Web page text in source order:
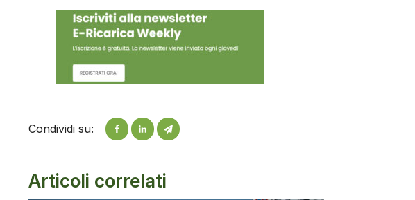
Condividi su:
Articoli correlati